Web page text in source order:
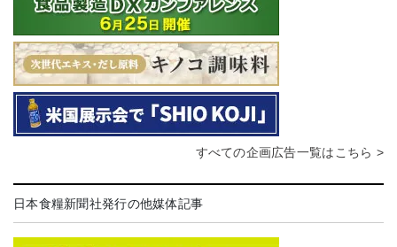
すべての企画広告一覧はこちら >
日本食糧新聞社発行の他媒体記事